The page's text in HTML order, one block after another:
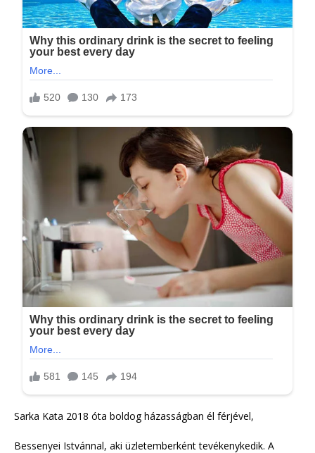
Sarka Kata 2018 óta boldog házasságban él férjével,
Bessenyei Istvánnal, aki üzletemberként tevékenykedik. A